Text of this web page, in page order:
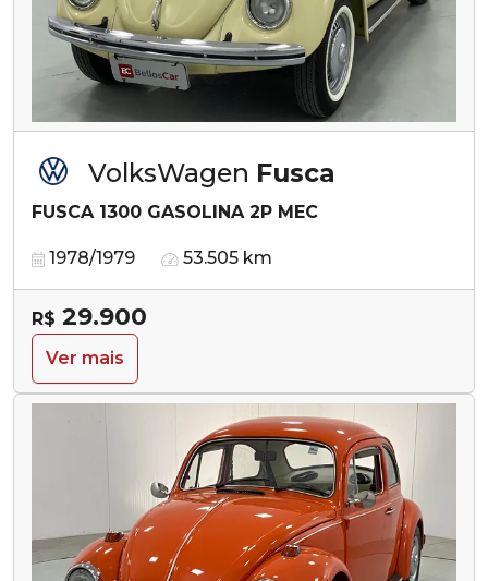
VolksWagen Fusca
FUSCA 1300 GASOLINA 2P MEC
1978/1979 53.505 km
R$ 29.900
Ver mais